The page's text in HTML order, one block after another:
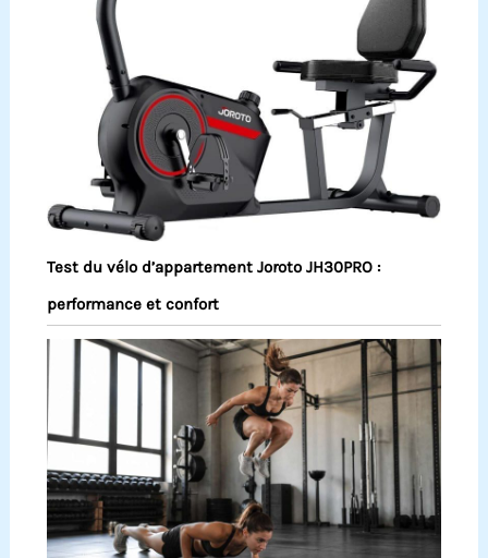
Test du vélo d’appartement Joroto JH30PRO :
performance et confort